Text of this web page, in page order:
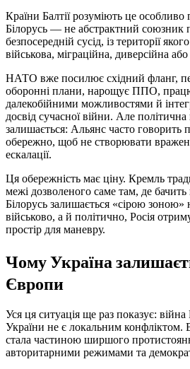
Країни Балтії розуміють це
Білорусь — не абстрактний союзник
безпосередній сусід, із території
військова, міграційна, диверсійна
НАТО вже посилює східний фланг,
оборонні плани, нарощує ППО,
далекобійними можливостями й
досвід сучасної війни. Але
залишається: Альянс часто говорить
обережно, щоб не створювати
ескалації.
Ця обережність має ціну. Кремль
межі дозволеного саме там, де
Білорусь залишається «сірою
військово, а й політично, Росія
простір для маневру.
Чому Україна
Європи
Уся ця ситуація ще раз показує: війна
України не є локальним конфліктом.
стала частиною ширшого
авторитарними режимами та